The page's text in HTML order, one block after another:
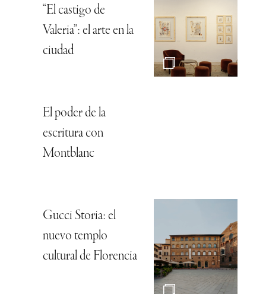
“El castigo de
Valeria”: el arte en la
ciudad
El poder de la
escritura con
Montblanc
Gucci Storia: el
nuevo templo
cultural de Florencia